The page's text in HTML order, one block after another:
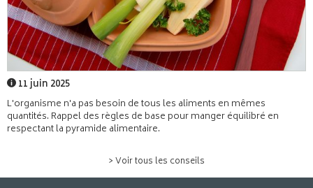
11 juin 2025
L'organisme n'a pas besoin de tous les aliments en mêmes
quantités. Rappel des règles de base pour manger équilibré en
respectant la pyramide alimentaire.
> Voir tous les conseils